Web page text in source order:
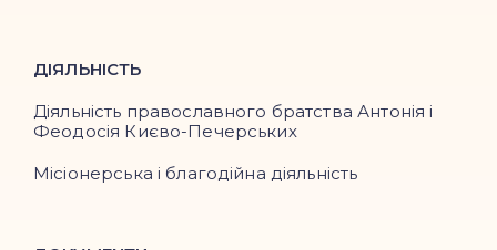
ДІЯЛЬНІСТЬ
Діяльність православного братства Антонія і
Феодосія Києво-Печерських
Місіонерська і благодійна діяльність